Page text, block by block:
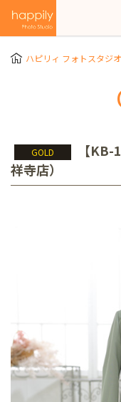
ハピリィ フォトスタジオ
GOLD
【
祥寺店）